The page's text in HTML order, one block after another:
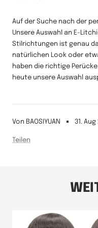
Von BAOSIYUAN 31. Aug
Teilen
Auf der Suche nach der
Unsere Auswahl an E-
Stilrichtungen ist genau
natürlichen Look oder
haben die richtige
heute unsere Auswahl